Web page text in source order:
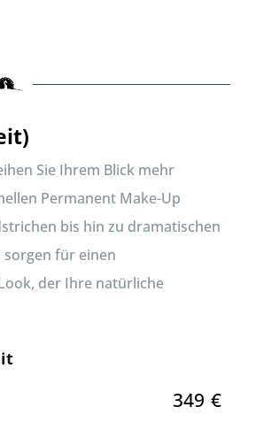
Sie Ihrem Blick mehr
Permanent Make-Up
bis hin zu dramatischen
sorgen für einen
der Ihre natürliche
349 €